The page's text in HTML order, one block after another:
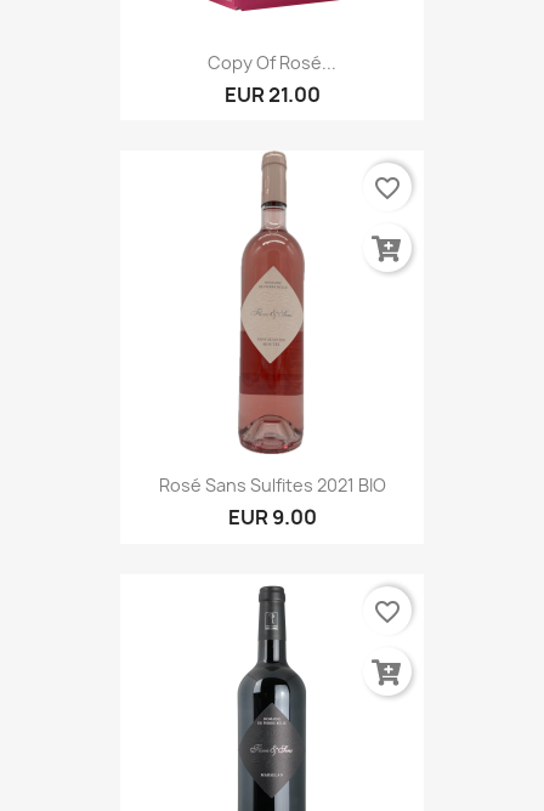
Copy Of Rosé...
EUR 21.00
Rosé Sans Sulfites 2021 BIO
EUR 9.00
favorite_border
favorite_border